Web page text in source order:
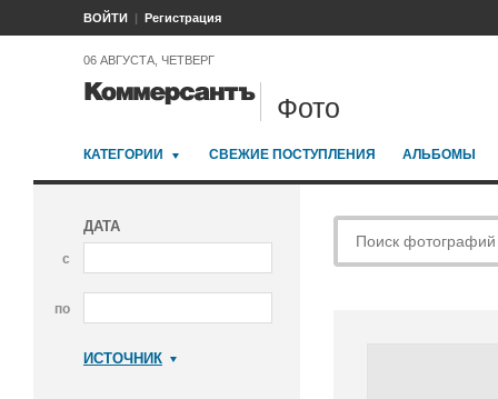
ВОЙТИ Регистрация
06 АВГУСТА, ЧЕТВЕРГ
Фото
КАТЕГОРИИ СВЕЖИЕ ПОСТУПЛЕНИЯ АЛЬБОМЫ
ДАТА
с
по
ИСТОЧНИК